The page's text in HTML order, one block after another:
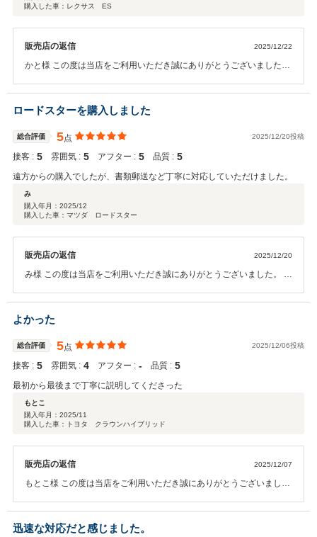
購入した車：レクサス ES
販売店の返信 2025/12/22
かと様 この度は当店をご利用いただき誠にありがとうございました。
ロードスターを購入しました
総合評価 5点 2025/12/20投稿
接客 : 5 雰囲気 : 5 アフター : 5 品質 : 5
遠方からの購入でしたが、書類郵送など丁寧に対応していただけました。
み
購入年月： 2025/12
購入した車：マツダ ロードスター
販売店の返信 2025/12/20
み様 この度は当店をご利用いただき誠にありがとうございました。 今
よかった
総合評価 5点 2025/12/06投稿
接客 : 5 雰囲気 : 4 アフター : ‐ 品質 : 5
最初から最後まで丁寧に説明してくださった
もとこ
購入年月： 2025/11
購入した車：トヨタ クラウンハイブリッド
販売店の返信 2025/12/07
もとこ様 この度は当店をご利用いただき誠にありがとうございまし
迅速な対応だと感じました。